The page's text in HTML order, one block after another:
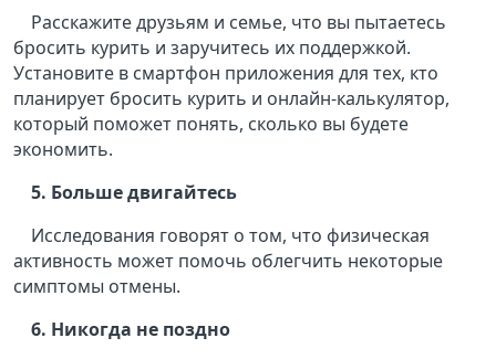
Расскажите друзьям и семье, что вы пытаетесь
бросить курить и заручитесь их поддержкой.
Установите в смартфон приложения для тех, кто
планирует бросить курить и онлайн-калькулятор,
который поможет понять, сколько вы будете
экономить.
5. Больше двигайтесь
Исследования говорят о том, что физическая
активность может помочь облегчить некоторые
симптомы отмены.
6. Никогда не поздно